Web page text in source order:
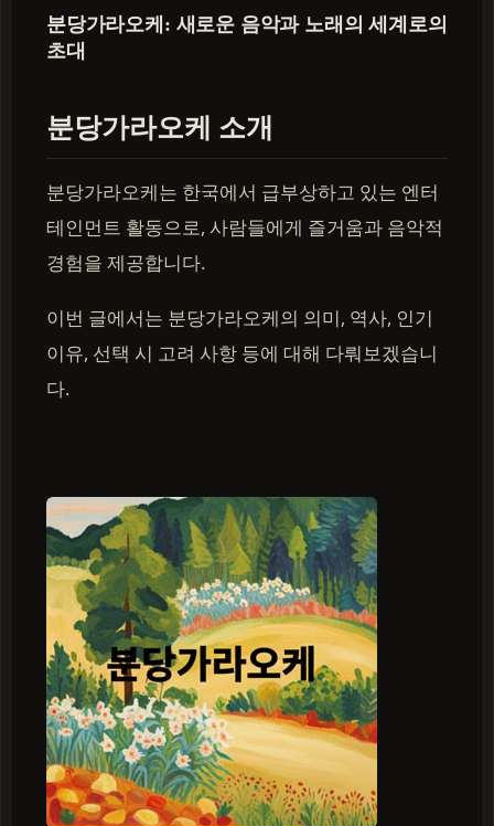
분당가라오케: 새로운 음악과 노래의 세계로의
초대
분당가라오케 소개
분당가라오케는 한국에서 급부상하고 있는 엔터
테인먼트 활동으로, 사람들에게 즐거움과 음악적
경험을 제공합니다.
이번 글에서는 분당가라오케의 의미, 역사, 인기
이유, 선택 시 고려 사항 등에 대해 다뤄보겠습니
다.